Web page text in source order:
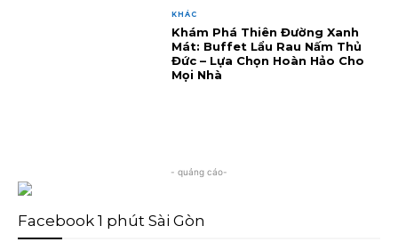
KHÁC
Khám Phá Thiên Đường Xanh
Mát: Buffet Lẩu Rau Nấm Thủ
Đức – Lựa Chọn Hoàn Hảo Cho
Mọi Nhà
- quảng cáo-
Facebook 1 phút Sài Gòn